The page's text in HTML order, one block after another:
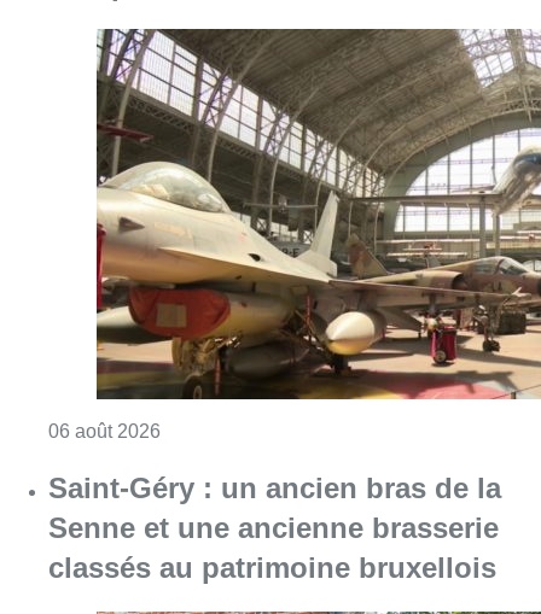
06 août 2026
Saint-Géry : un ancien bras de la
Senne et une ancienne brasserie
classés au patrimoine bruxellois